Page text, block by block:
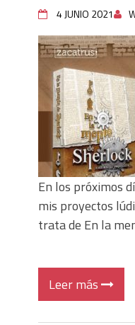
4 JUNIO 2021
En los próximos
mis proyectos
trata de En la
Leer más